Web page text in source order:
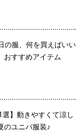
の服、何を買えばいい
おすすめアイテム
選】動きやすくて涼し
のユニバ服装♪